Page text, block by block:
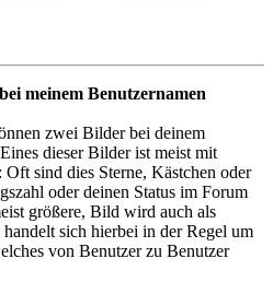
meinem Benutzernamen
zwei Bilder bei deinem
dieser Bilder ist meist mit
sind dies Sterne, Kästchen oder
oder deinen Status im Forum
größere, Bild wird auch als
handelt sich hierbei in der Regel um
von Benutzer zu Benutzer